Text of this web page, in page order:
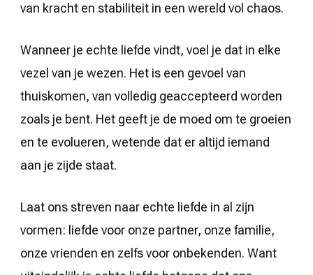
van kracht en stabiliteit in een wereld vol chaos.
Wanneer je echte liefde vindt, voel je dat in elke
vezel van je wezen. Het is een gevoel van
thuiskomen, van volledig geaccepteerd worden
zoals je bent. Het geeft je de moed om te groeien
en te evolueren, wetende dat er altijd iemand
aan je zijde staat.
Laat ons streven naar echte liefde in al zijn
vormen: liefde voor onze partner, onze familie,
onze vrienden en zelfs voor onbekenden. Want